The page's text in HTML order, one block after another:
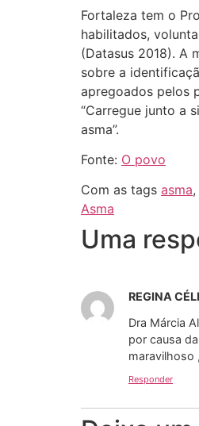
Fortaleza tem o
habilitados,
(Datasus 2018). A
sobre a
apregoados pelos
“Carregue junto a
asma”.
Fonte: O povo
Com as tags asma,
Asma
Uma
REGINA
Dra Márcia
por causa
maravilhoso
Responder